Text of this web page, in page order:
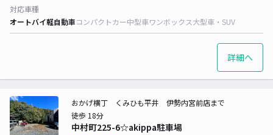
対応車種
オートバイ軽自動車コンパクトカー中型車ワンボックス大型車・SUV
詳細へ
中村町225-6☆akippa駐車場
おかげ横丁 くみひも平井 伊勢内宮前店まで
徒歩 18分